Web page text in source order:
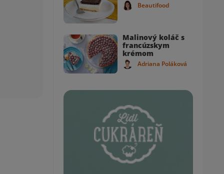
Beautifood
Malinový koláč s
francúzskym
krémom
Adriana Poláková